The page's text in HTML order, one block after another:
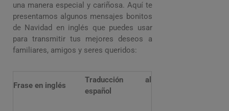
una manera especial y cariñosa. Aquí te
presentamos algunos mensajes bonitos
de Navidad en inglés que puedes usar
para transmitir tus mejores deseos a
familiares, amigos y seres queridos:
Frase en inglés
Traducción al
español